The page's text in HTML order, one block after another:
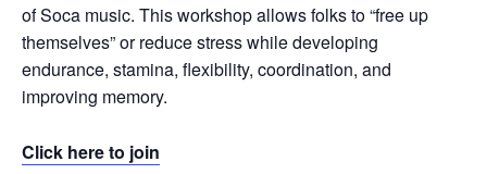
of Soca music. This workshop allows folks to “free up
themselves” or reduce stress while developing
endurance, stamina, flexibility, coordination, and
improving memory.
Click here to join